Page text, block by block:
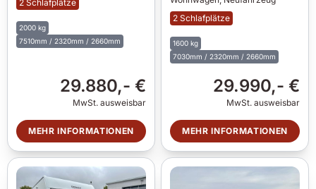
2 Schlafplätze
2000 kg
7510mm / 2320mm / 2660mm
29.880,- €
MwSt. ausweisbar
MEHR INFORMATIONEN
2 Schlafplätze
1600 kg
7030mm / 2320mm / 2660mm
29.990,- €
MwSt. ausweisbar
MEHR INFORMATIONEN